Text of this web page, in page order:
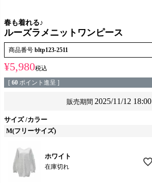
春も着れる♪
ルーズラメニットワンピース
商品番号 bltp123-2511
¥5,980税込
[ 60 ポイント進呈 ]
販売期間 2025/11/12 18:00
サイズ カラー
M(フリーサイズ)
ホワイト
在庫切れ